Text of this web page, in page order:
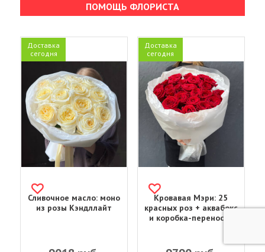
ПОМОЩЬ ФЛОРИСТА
Доставка
сегодня
Сливочное масло: моно
из розы Кэндллайт
Доставка
сегодня
Кровавая Мэри: 25
красных роз + аквабокс
и коробка-переноска